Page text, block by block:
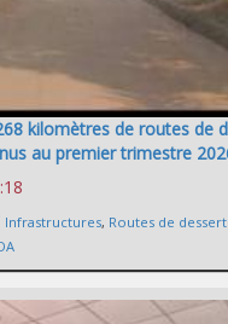
kilomètres de routes de
au premier trimestre
Infrastructures, Routes de